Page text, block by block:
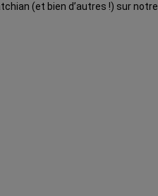
(et bien d’autres !) sur notre